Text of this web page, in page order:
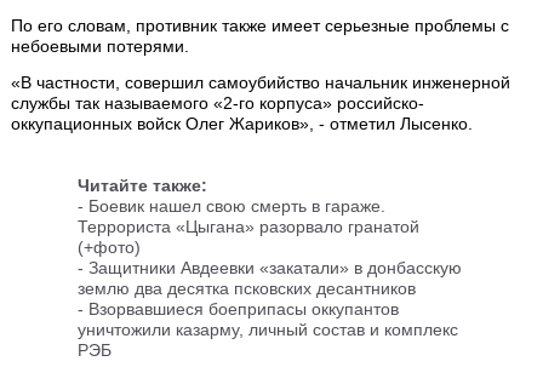
По его словам, противник также имеет серьезные проблемы с
небоевыми потерями.
«В частности, совершил самоубийство начальник инженерной
службы так называемого «2-го корпуса» российско-
оккупационных войск Олег Жариков», - отметил Лысенко.
Читайте также:
- Боевик нашел свою смерть в гараже.
Террориста «Цыгана» разорвало гранатой
(+фото)
- Защитники Авдеевки «закатали» в донбасскую
землю два десятка псковских десантников
- Взорвавшиеся боеприпасы оккупантов
уничтожили казарму, личный состав и комплекс
РЭБ